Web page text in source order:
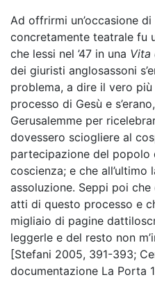
Ad offrirmi un’occasione
concretamente teatrale fu
che lessi nel ’47 in una Vita
dei giuristi anglosassoni
problema, a dire il vero
processo di Gesù e
Gerusalemme per
dovessero sciogliere al
partecipazione del popolo
coscienza; e che all’ultimo
assoluzione. Seppi poi
atti di questo processo e
migliaio di pagine
leggerle e del resto non
[Stefani 2005, 391-393;
documentazione La Porta